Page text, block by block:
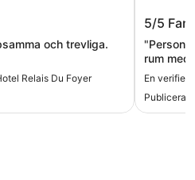
och trevliga.
Relais Du Foyer
Hotel
5/5
rum med
frukost
dags
En